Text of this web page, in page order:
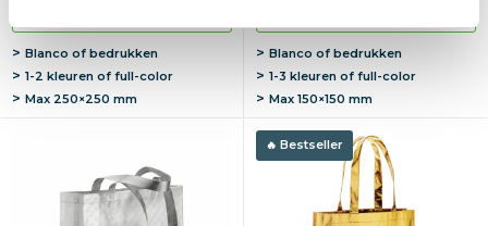
Blanco of bedrukken
1-2 kleuren of full-color
Max 250×250 mm
Blanco of bedrukken
1-3 kleuren of full-color
Max 150×150 mm
Bestseller